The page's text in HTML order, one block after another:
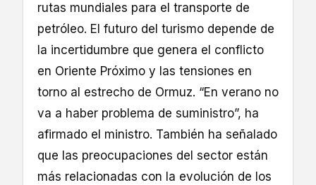
rutas mundiales para el transporte de
petróleo. El futuro del turismo depende de
la incertidumbre que genera el conflicto
en Oriente Próximo y las tensiones en
torno al estrecho de Ormuz. “En verano no
va a haber problema de suministro”, ha
afirmado el ministro. También ha señalado
que las preocupaciones del sector están
más relacionadas con la evolución de los